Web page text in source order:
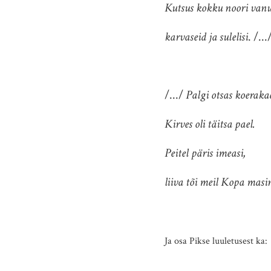
Kutsus kokku noori
karvaseid ja sulelisi. /
/.../Palgi otsas
Kirves oli täitsa pael.
Peitel päris imeasi,
liiva tõi meil Kopa
Ja osa Pikse luuletusest ka: